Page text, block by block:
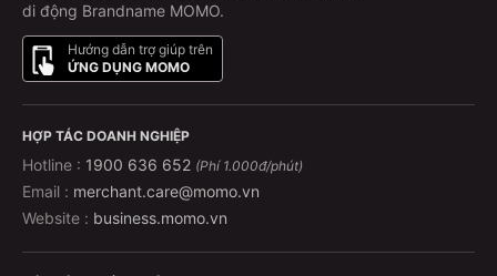
di động Brandname MOMO.
Hướng dẫn trợ giúp trên
ỨNG DỤNG MOMO
HỢP TÁC DOANH NGHIỆP
Hotline : 1900 636 652 (Phí 1.000đ/phút)
Email : merchant.care@momo.vn
Website : business.momo.vn